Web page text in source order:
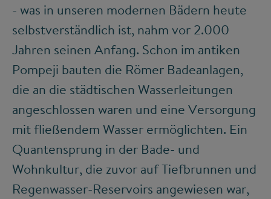
- was in unseren modernen Bädern heute
selbstverständlich ist, nahm vor 2.000
Jahren seinen Anfang. Schon im antiken
Pompeji bauten die Römer Badeanlagen,
die an die städtischen Wasserleitungen
angeschlossen waren und eine Versorgung
mit fließendem Wasser ermöglichten. Ein
Quantensprung in der Bade- und
Wohnkultur, die zuvor auf Tiefbrunnen und
Regenwasser-Reservoirs angewiesen war,